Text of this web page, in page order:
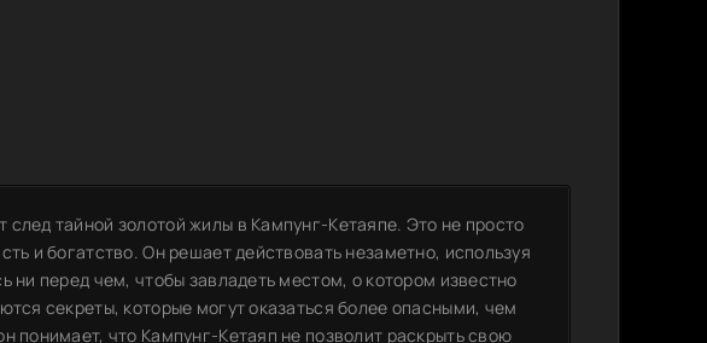
тайной золотой жилы в Кампунг-Кетаяпе. Это не просто
и богатство. Он решает действовать незаметно, используя
ни перед чем, чтобы завладеть местом, о котором известно
секреты, которые могут оказаться более опасными, чем
понимает, что Кампунг-Кетаяп не позволит раскрыть свою